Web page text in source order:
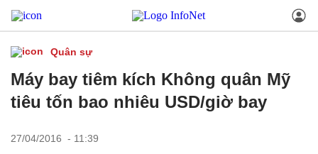
Quân sự
Máy bay tiêm kích Không quân Mỹ
tiêu tốn bao nhiêu USD/giờ bay
27/04/2016 - 11:39